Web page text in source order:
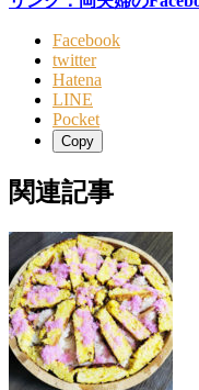
Facebook
twitter
Hatena
LINE
Pocket
Copy
関連記事